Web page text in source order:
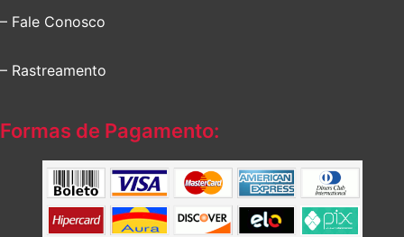
– Fale Conosco
– Rastreamento
Formas de Pagamento: